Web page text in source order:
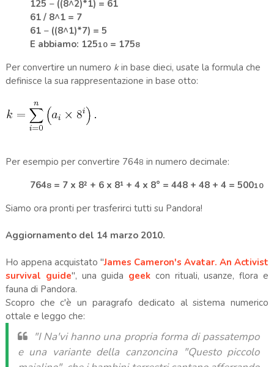
125 − ((8^2)*1) = 61
61 / 8^1 = 7
61 − ((8^1)*7) = 5
E abbiamo: 12510= 1758
Per convertire un numero kin base dieci, usate la formula che
definisce la sua rappresentazione in base otto:
Per esempio per convertire 7648 in numero decimale:
7648= 7 x 8² + 6 x 8¹ + 4 x 8° = 448 + 48 + 4 = 50010
Siamo ora pronti per trasferirci tutti su Pandora!
Aggiornamento del 14 marzo 2010.
Ho appena acquistato "James Cameron's Avatar. An Activist
survival guide", una guida geek con rituali, usanze, flora e
fauna di Pandora.
Scopro che c'è un paragrafo dedicato al sistema numerico
ottale e leggo che:
"I Na'vi hanno una propria forma di passatempo
e una variante della canzoncina "Questo piccolo